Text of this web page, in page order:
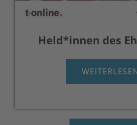
Held*innen des